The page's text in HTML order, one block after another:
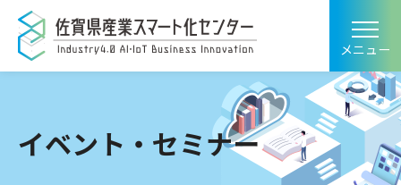
メニュー
イベント・セミナー